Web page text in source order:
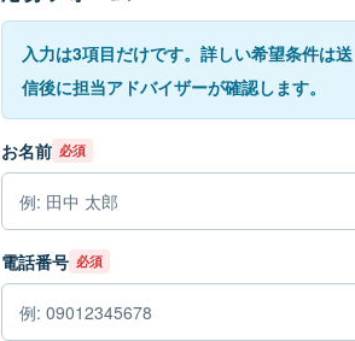
入力は3項目だけです。詳しい希望条件は送
信後に担当アドバイザーが確認します。
お名前 必須
電話番号 必須